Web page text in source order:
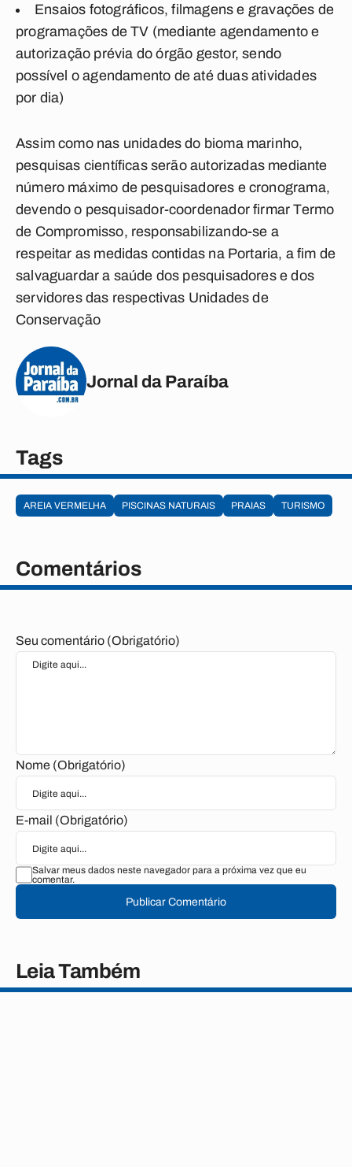
Ensaios fotográficos, filmagens e gravações de
programações de TV (mediante agendamento e
autorização prévia do órgão gestor, sendo
possível o agendamento de até duas atividades
por dia)
Assim como nas unidades do bioma marinho,
pesquisas científicas serão autorizadas mediante
número máximo de pesquisadores e cronograma,
devendo o pesquisador-coordenador firmar Termo
de Compromisso, responsabilizando-se a
respeitar as medidas contidas na Portaria, a fim de
salvaguardar a saúde dos pesquisadores e dos
servidores das respectivas Unidades de
Conservação
Jornal da Paraíba
Tags
AREIA VERMELHA PISCINAS NATURAIS PRAIAS TURISMO
Comentários
Seu comentário (Obrigatório)
Nome (Obrigatório)
E-mail (Obrigatório)
Salvar meus dados neste navegador para a próxima vez que eu
comentar.
Publicar Comentário
Leia Também